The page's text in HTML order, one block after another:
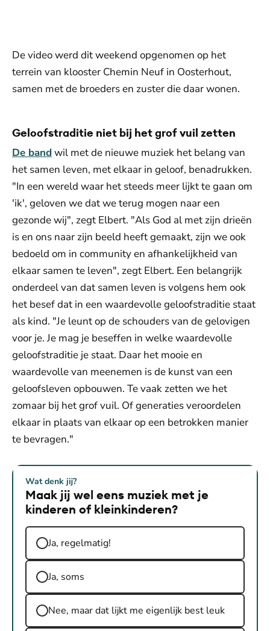
De video werd dit weekend opgenomen op het
terrein van klooster Chemin Neuf in Oosterhout,
samen met de broeders en zuster die daar wonen.
Geloofstraditie niet bij het grof vuil zetten
De band wil met de nieuwe muziek het belang van
het samen leven, met elkaar in geloof, benadrukken.
"In een wereld waar het steeds meer lijkt te gaan om
'ik', geloven we dat we terug mogen naar een
gezonde wij", zegt Elbert. "Als God al met zijn drieën
is en ons naar zijn beeld heeft gemaakt, zijn we ook
bedoeld om in community en afhankelijkheid van
elkaar samen te leven", zegt Elbert. Een belangrijk
onderdeel van dat samen leven is volgens hem ook
het besef dat in een waardevolle geloofstraditie staat
als kind. "Je leunt op de schouders van de gelovigen
voor je. Je mag je beseffen in welke waardevolle
geloofstraditie je staat. Daar het mooie en
waardevolle van meenemen is de kunst van een
geloofsleven opbouwen. Te vaak zetten we het
zomaar bij het grof vuil. Of generaties veroordelen
elkaar in plaats van elkaar op een betrokken manier
te bevragen."
Wat denk jij?
Maak jij wel eens muziek met je
kinderen of kleinkinderen?
Ja, regelmatig!
Ja, soms
Nee, maar dat lijkt me eigenlijk best leuk